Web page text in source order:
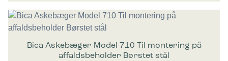
Bica Askebæger Model 710 Til montering på
affaldsbeholder Børstet stål